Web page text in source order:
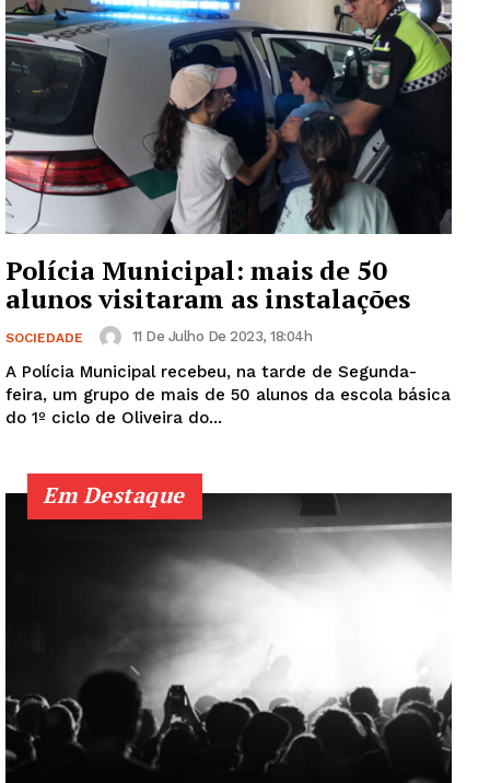
Polícia Municipal: mais de 50
alunos visitaram as instalações
SOCIEDADE 11 De Julho De 2023, 18:04h
A Polícia Municipal recebeu, na tarde de Segunda-
feira, um grupo de mais de 50 alunos da escola básica
do 1º ciclo de Oliveira do...
Em Destaque